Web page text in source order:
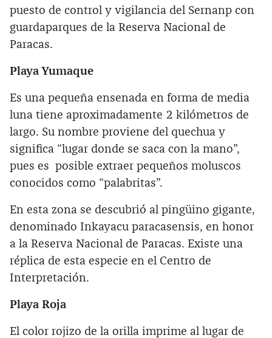
puesto de control y vigilancia del Sernanp con
guardaparques de la Reserva Nacional de
Paracas.
Playa Yumaque
Es una pequeña ensenada en forma de media
luna tiene aproximadamente 2 kilómetros de
largo. Su nombre proviene del quechua y
significa “lugar donde se saca con la mano”,
pues es posible extraer pequeños moluscos
conocidos como “palabritas”.
En esta zona se descubrió al pingüino gigante,
denominado Inkayacu paracasensis, en honor
a la Reserva Nacional de Paracas. Existe una
réplica de esta especie en el Centro de
Interpretación.
Playa Roja
El color rojizo de la orilla imprime al lugar de